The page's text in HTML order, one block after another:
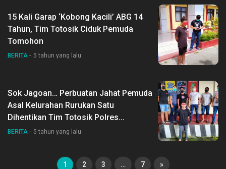
15 Kali Garap ‘Kobong Kacili’ ABG 14
Tahun, Tim Totosik Ciduk Pemuda
Tomohon
BERITA 5 tahun yang lalu
Sok Jagoan… Perbuatan Jahat Pemuda
Asal Kelurahan Rurukan Satu
Dihentikan Tim Totosik Polres
Tomohon
BERITA 5 tahun yang lalu
1 2 3 … 7 »